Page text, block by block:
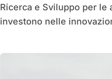
Ricerca e Sviluppo per le
investono nelle